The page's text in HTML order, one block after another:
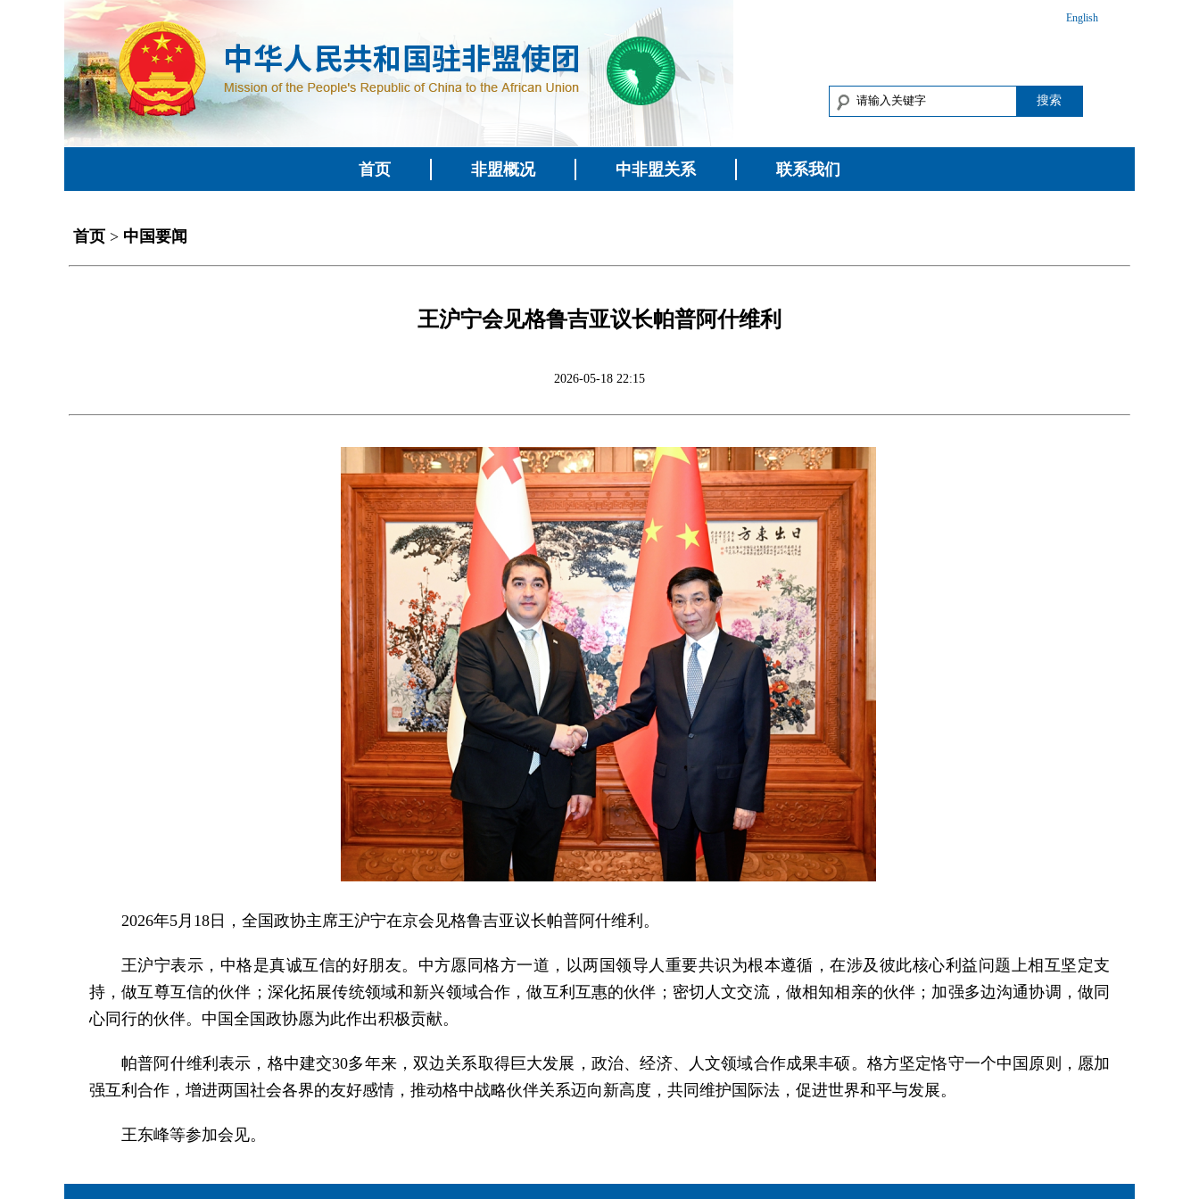
English
搜索
首页 非盟概况 中非盟关系 联系我们
首页 > 中国要闻
王沪宁会见格鲁吉亚议长帕普阿什维利
2026-05-18 22:15
2026年5月18日，全国政协主席王沪宁在京会见格鲁吉亚议长帕普阿什维利。
王沪宁表示，中格是真诚互信的好朋友。中方愿同格方一道，以两国领导人重要共识为根本遵循，在涉及彼此核心利益问题上相互坚定支
持，做互尊互信的伙伴；深化拓展传统领域和新兴领域合作，做互利互惠的伙伴；密切人文交流，做相知相亲的伙伴；加强多边沟通协调，做同
心同行的伙伴。中国全国政协愿为此作出积极贡献。
帕普阿什维利表示，格中建交30多年来，双边关系取得巨大发展，政治、经济、人文领域合作成果丰硕。格方坚定恪守一个中国原则，愿加
强互利合作，增进两国社会各界的友好感情，推动格中战略伙伴关系迈向新高度，共同维护国际法，促进世界和平与发展。
王东峰等参加会见。